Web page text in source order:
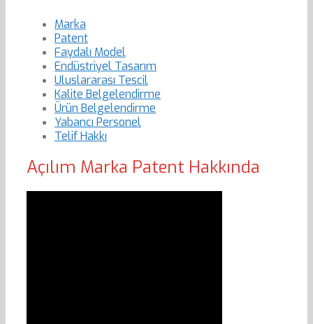
Marka
Patent
Faydalı Model
Endüstriyel Tasarım
Uluslararası Tescil
Kalite Belgelendirme
Ürün Belgelendirme
Yabancı Personel
Telif Hakkı
Açılım Marka Patent Hakkında